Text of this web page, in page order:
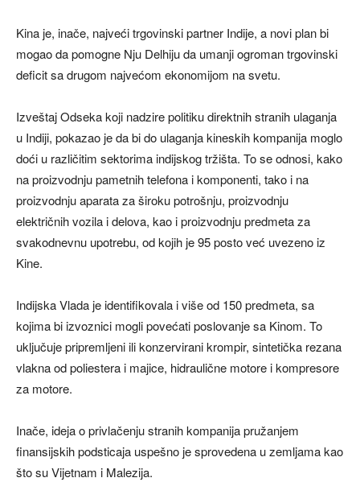
Kina je, inače, najveći trgovinski partner Indije, a novi plan bi
mogao da pomogne Nju Delhiju da umanji ogroman trgovinski
deficit sa drugom najvećom ekonomijom na svetu.
Izveštaj Odseka koji nadzire politiku direktnih stranih ulaganja
u Indiji, pokazao je da bi do ulaganja kineskih kompanija moglo
doći u različitim sektorima indijskog tržišta. To se odnosi, kako
na proizvodnju pametnih telefona i komponenti, tako i na
proizvodnju aparata za široku potrošnju, proizvodnju
električnih vozila i delova, kao i proizvodnju predmeta za
svakodnevnu upotrebu, od kojih je 95 posto već uvezeno iz
Kine.
Indijska Vlada je identifikovala i više od 150 predmeta, sa
kojima bi izvoznici mogli povećati poslovanje sa Kinom. To
uključuje pripremljeni ili konzervirani krompir, sintetička rezana
vlakna od poliestera i majice, hidraulične motore i kompresore
za motore.
Inače, ideja o privlačenju stranih kompanija pružanjem
finansijskih podsticaja uspešno je sprovedena u zemljama kao
što su Vijetnam i Malezija.